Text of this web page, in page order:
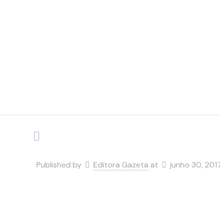
Published by Editora Gazeta at junho 30,